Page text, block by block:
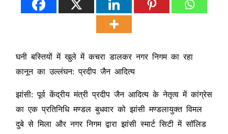
घनी बस्तियों में खुले में कचरा डालकर नगर निगम का रहा
कानून का उल्लंघन: प्रदीप जैन आदित्य
झांसी: पूर्व केंद्रीय मंत्री प्रदीप जैन आदित्य के नेतृत्व में कांग्रेस
का एक प्रतिनिधि मण्डल बुधवार को झांसी मण्डलायुक्त विमल
दुबे से मिला और नगर निगम द्वारा झांसी स्मार्ट सिटी में सॉलिड